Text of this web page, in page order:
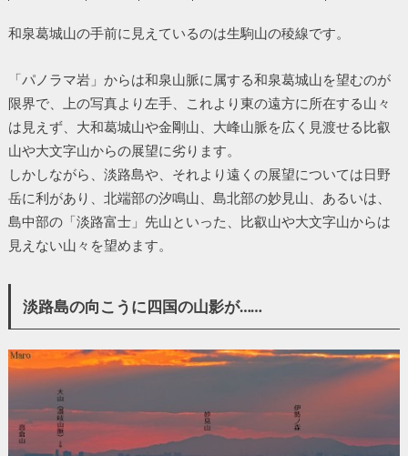
和泉葛城山の手前に見えているのは生駒山の稜線です。
「パノラマ岩」からは和泉山脈に属する和泉葛城山を望むのが
限界で、上の写真より左手、これより東の遠方に所在する山々
は見えず、大和葛城山や金剛山、大峰山脈を広く見渡せる比叡
山や大文字山からの展望に劣ります。
しかしながら、淡路島や、それより遠くの展望については日野
岳に利があり、北端部の汐鳴山、島北部の妙見山、あるいは、
島中部の「淡路富士」先山といった、比叡山や大文字山からは
見えない山々を望めます。
淡路島の向こうに四国の山影が……